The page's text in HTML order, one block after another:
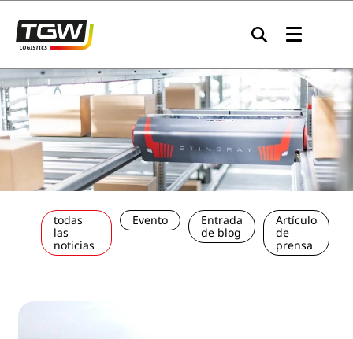
todas
las
noticias
Evento
Entrada
de blog
Artículo
de
prensa